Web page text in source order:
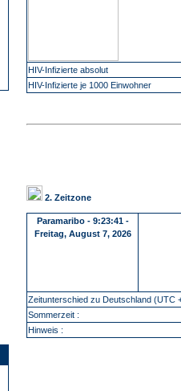
HIV-Infizierte absolut
HIV-Infizierte je 1000 Einwohner
2. Zeitzone
Paramaribo - 9:23:42 -
Freitag, August 7, 2026
Zeitunterschied zu Deutschland (UTC
Sommerzeit :
Hinweis :